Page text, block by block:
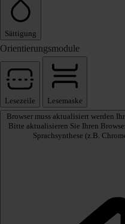
Sättigung
Orientierungsmodule
Lesezeile
Lesemaske
Browser muss aktualisiert werden
Bitte aktualisieren Sie Ihren
Sprachsynthese (z.B.